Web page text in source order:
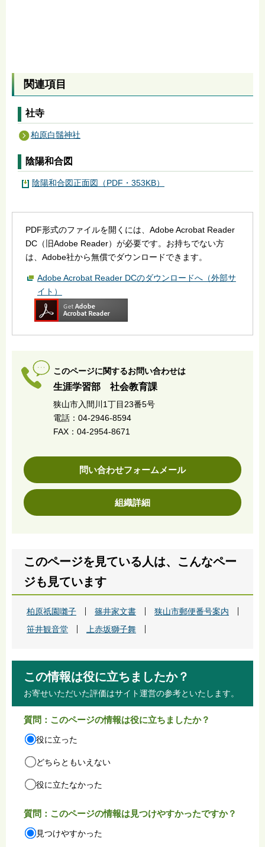
関連項目
社寺
柏原白鬚神社
陰陽和合図
陰陽和合図正面図（PDF・353KB）
PDF形式のファイルを開くには、Adobe Acrobat Reader
DC（旧Adobe Reader）が必要です。お持ちでない方
は、Adobe社から無償でダウンロードできます。
Adobe Acrobat Reader DCのダウンロードへ（外部サ
イト）
このページに関するお問い合わせは
生涯学習部 社会教育課
狭山市入間川1丁目23番5号
電話：04-2946-8594
FAX：04-2954-8671
問い合わせフォームメール
組織詳細
このページを見ている人は、こんなペー
ジも見ています
柏原祇園囃子 篠井家文書
狭山市郵便番号案内
笹井観音堂
上赤坂獅子舞
この情報は役に立ちましたか？
お寄せいただいた評価はサイト運営の参考といたします。
質問：このページの情報は役に立ちましたか？
役に立った
どちらともいえない
役に立たなかった
質問：このページの情報は見つけやすかったですか？
見つけやすかった